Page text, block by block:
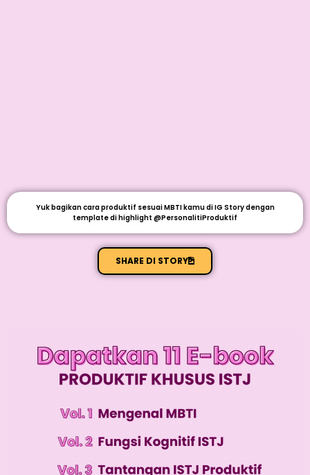
Yuk bagikan cara produktif sesuai MBTI kamu di IG Story dengan
template di highlight @PersonalitiProduktif
SHARE DI STORY